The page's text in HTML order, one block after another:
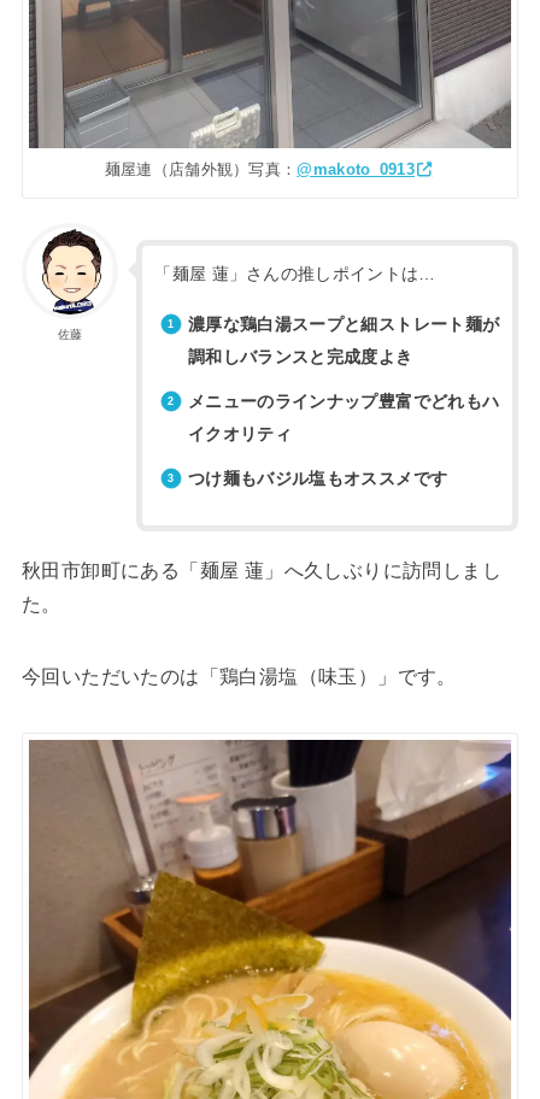
麺屋連（店舗外観）写真：@makoto_0913
佐藤
「麺屋 蓮」さんの推しポイントは…
濃厚な鶏白湯スープと細ストレート麺が
調和しバランスと完成度よき
メニューのラインナップ豊富でどれもハ
イクオリティ
つけ麺もバジル塩もオススメです
秋田市卸町にある「麺屋 蓮」へ久しぶりに訪問しまし
た。
今回いただいたのは「鶏白湯塩（味玉）」です。